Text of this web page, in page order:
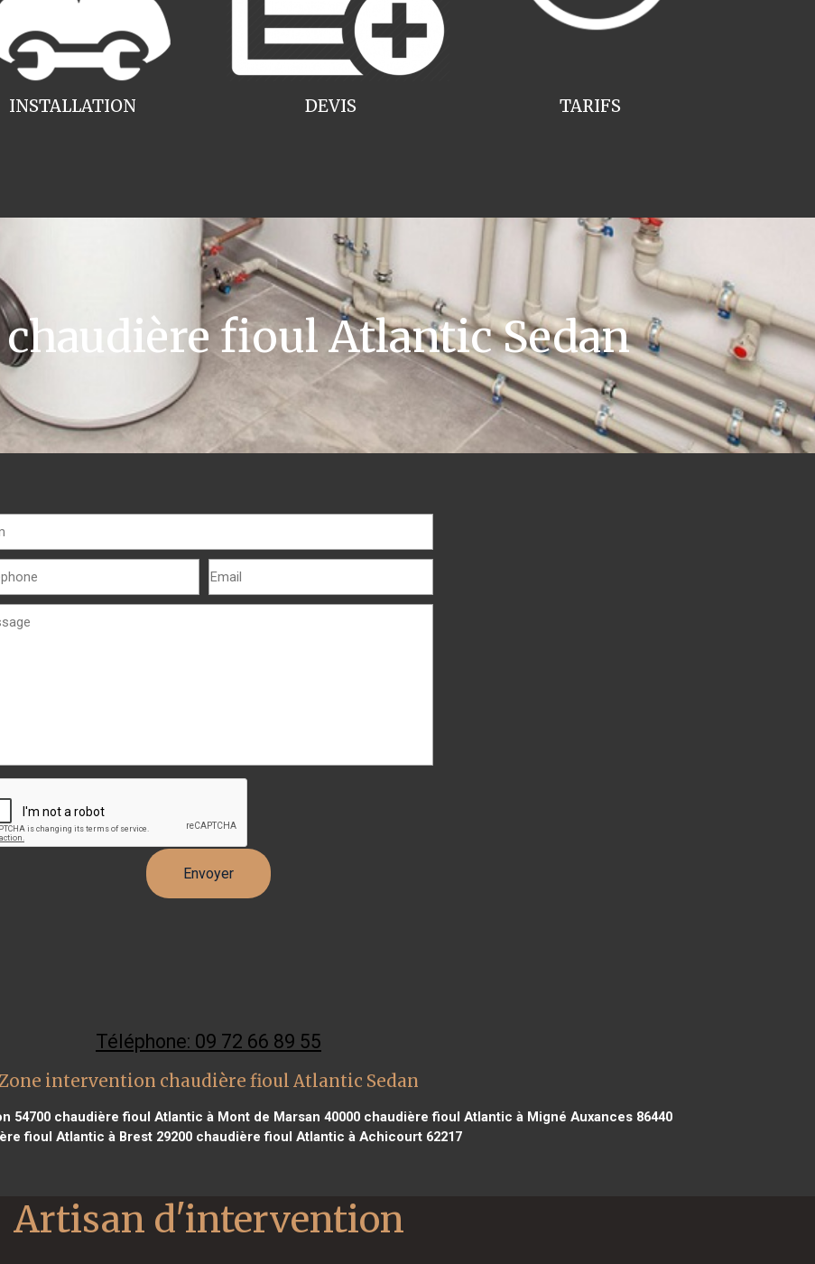
INSTALLATION TARIFS
DEVIS
chaudière fioul Atlantic Sedan
Téléphone: 09 72 66 89 55
intervention chaudière fioul Atlantic Sedan
54700 chaudière fioul Atlantic à Mont de Marsan 40000 chaudière fioul Atlantic à Migné Auxances 86440
fioul Atlantic à Brest 29200chaudière fioul Atlantic à Achicourt 62217
Artisan d'intervention